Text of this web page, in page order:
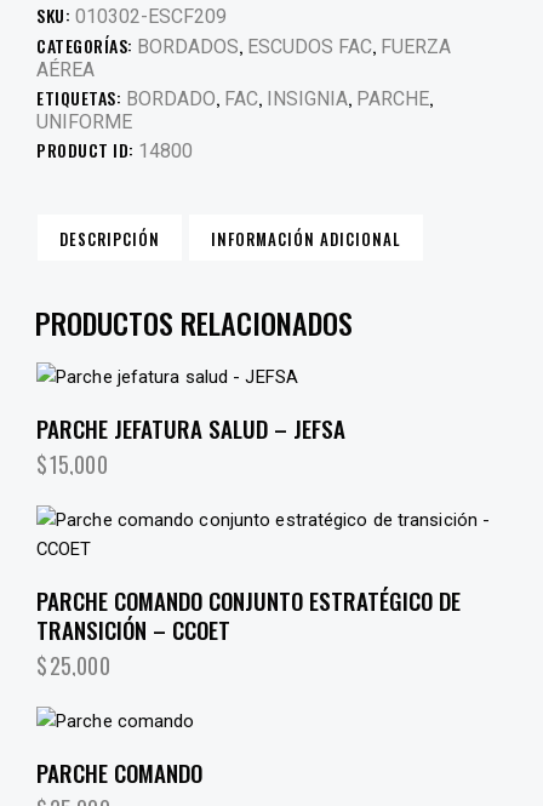
SKU: 010302-ESCF209
CATEGORÍAS: BORDADOS, ESCUDOS FAC, FUERZA
AÉREA
ETIQUETAS: BORDADO, FAC, INSIGNIA, PARCHE,
UNIFORME
PRODUCT ID: 14800
DESCRIPCIÓN INFORMACIÓN ADICIONAL
PRODUCTOS RELACIONADOS
PARCHE JEFATURA SALUD – JEFSA
$15,000
PARCHE COMANDO CONJUNTO ESTRATÉGICO DE
TRANSICIÓN – CCOET
$25,000
PARCHE COMANDO